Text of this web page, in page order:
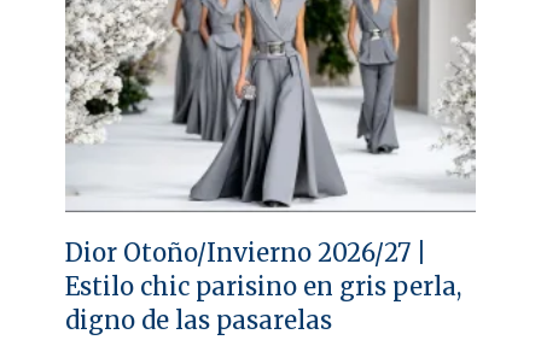
Dior Otoño/Invierno 2026/27 |
Estilo chic parisino en gris perla,
digno de las pasarelas